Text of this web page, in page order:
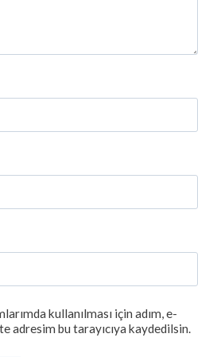
kullanılması için adım, e-
adresim bu tarayıcıya kaydedilsin.